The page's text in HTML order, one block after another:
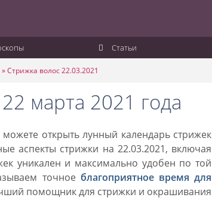
Статьи
»Стрижка волос 22.03.2021
марта 2021 года
открыть лунный календарь стрижек
аспекты стрижки на 22.03.2021, включая
уникален и максимально удобен по той
точное благоприятное время для
помощник для стрижки и окрашивания